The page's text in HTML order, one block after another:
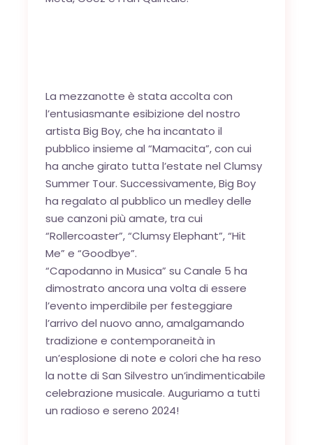
La mezzanotte è stata accolta con
l’entusiasmante esibizione del nostro
artista Big Boy, che ha incantato il
pubblico insieme al “Mamacita”, con cui
ha anche girato tutta l’estate nel Clumsy
Summer Tour. Successivamente, Big Boy
ha regalato al pubblico un medley delle
sue canzoni più amate, tra cui
“Rollercoaster”, “Clumsy Elephant”, “Hit
Me” e “Goodbye”.
“Capodanno in Musica” su Canale 5 ha
dimostrato ancora una volta di essere
l’evento imperdibile per festeggiare
l’arrivo del nuovo anno, amalgamando
tradizione e contemporaneità in
un’esplosione di note e colori che ha reso
la notte di San Silvestro un’indimenticabile
celebrazione musicale. Auguriamo a tutti
un radioso e sereno 2024!